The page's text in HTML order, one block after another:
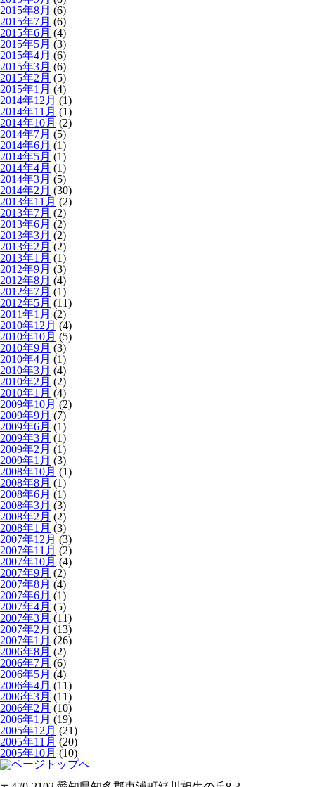
2015年8月 (6)
2015年7月 (6)
2015年6月 (4)
2015年5月 (3)
2015年4月 (6)
2015年3月 (6)
2015年2月 (5)
2015年1月 (4)
2014年12月 (1)
2014年11月 (1)
2014年10月 (2)
2014年7月 (5)
2014年6月 (1)
2014年5月 (1)
2014年4月 (1)
2014年3月 (5)
2014年2月 (30)
2013年11月 (2)
2013年7月 (2)
2013年6月 (2)
2013年3月 (2)
2013年2月 (2)
2013年1月 (1)
2012年9月 (3)
2012年8月 (4)
2012年7月 (1)
2012年5月 (11)
2011年1月 (2)
2010年12月 (4)
2010年10月 (5)
2010年9月 (3)
2010年4月 (1)
2010年3月 (4)
2010年2月 (2)
2010年1月 (4)
2009年10月 (2)
2009年9月 (7)
2009年6月 (1)
2009年3月 (1)
2009年2月 (1)
2009年1月 (3)
2008年10月 (1)
2008年8月 (1)
2008年6月 (1)
2008年3月 (3)
2008年2月 (2)
2008年1月 (3)
2007年12月 (3)
2007年11月 (2)
2007年10月 (4)
2007年9月 (2)
2007年8月 (4)
2007年6月 (1)
2007年4月 (5)
2007年3月 (11)
2007年2月 (13)
2007年1月 (26)
2006年8月 (2)
2006年7月 (6)
2006年5月 (4)
2006年4月 (11)
2006年3月 (11)
2006年2月 (10)
2006年1月 (19)
2005年12月 (21)
2005年11月 (20)
2005年10月 (10)